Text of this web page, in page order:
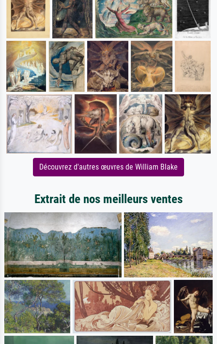
Découvrez d'autres œuvres de William Blake
Extrait de nos meilleurs ventes